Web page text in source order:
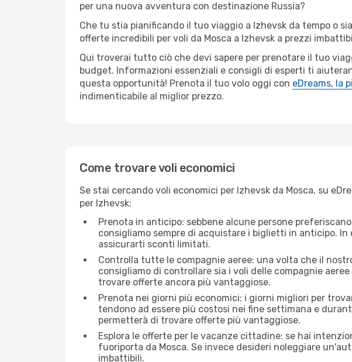
per una nuova avventura con destinazione Russia?
Che tu stia pianificando il tuo viaggio a Izhevsk da tempo o
offerte incredibili per voli da Mosca a Izhevsk a prezzi
Qui troverai tutto ciò che devi sapere per prenotare il tuo
budget. Informazioni essenziali e consigli di esperti ti
questa opportunità! Prenota il tuo volo oggi con eDreams, la
indimenticabile al miglior prezzo.
Come trovare voli economici
Se stai cercando voli economici per Izhevsk da Mosca, su
per Izhevsk:
Prenota in anticipo: sebbene alcune persone
consigliamo sempre di acquistare i biglietti in anticipo.
assicurarti sconti limitati.
Controlla tutte le compagnie aeree: una volta che il
consigliamo di controllare sia i voli delle compagnie
trovare offerte ancora più vantaggiose.
Prenota nei giorni più economici: i giorni migliori per
tendono ad essere più costosi nei fine settimana e
permetterà di trovare offerte più vantaggiose.
Esplora le offerte per le vacanze cittadine: se hai
fuoriporta da Mosca. Se invece desideri noleggiare
imbattibili.